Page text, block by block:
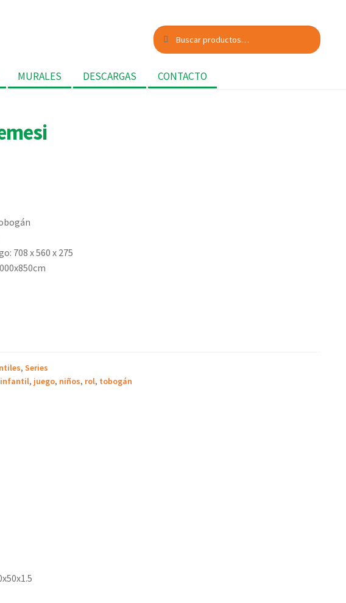
Buscar
por:
Buscar
MURALES DESCARGAS CONTACTO
708 x 560 x 275
, Series
infantil, juego, niños, rol, tobogán